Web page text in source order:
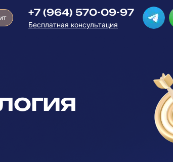
+7 (964) 570-09-97
Бесплатная консультация